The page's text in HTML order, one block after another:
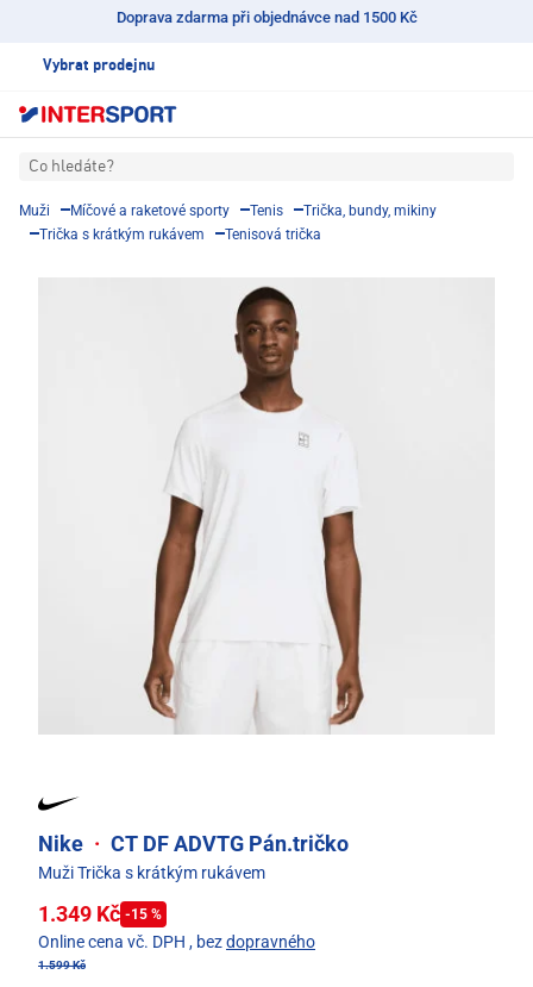
Doprava zdarma při objednávce nad 1500 Kč
Vybrat prodejnu
Co hledáte?
Muži Míčové a raketové sporty Tenis
Trička, bundy, mikiny
Trička s krátkým rukávem
Tenisová trička
Nike · CT DF ADVTG Pán.tričko
Muži Trička s krátkým rukávem
1.349 Kč -15 %
Online cena vč. DPH , bezdopravného
1.599 Kč